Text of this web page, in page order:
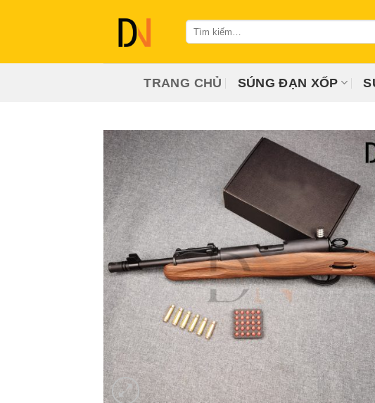
dung
Tìm
kiếm:
TRANG CHỦ SÚNG ĐẠN XỐP